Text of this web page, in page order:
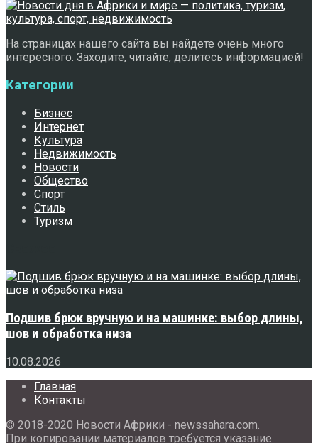
На страницах нашего сайта вы найдете очень много
интересного. Заходите, читайте, делитесь информацией!
Категории
Бизнес
Интернет
Культура
Недвижимость
Новости
Общество
Спорт
Стиль
Туризм
Подшив брюк вручную и на машинке: выбор длины,
шов и обработка низа
10.08.2026
Главная
Контакты
© 2018-2020 Новости Африки - newssahara.com.
При копировании материалов требуется указание